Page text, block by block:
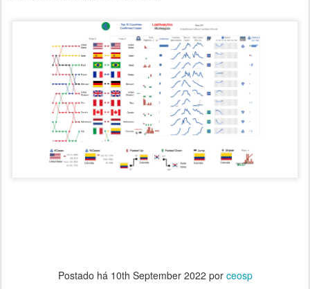
Postado há 10th September 2022 por ceosp